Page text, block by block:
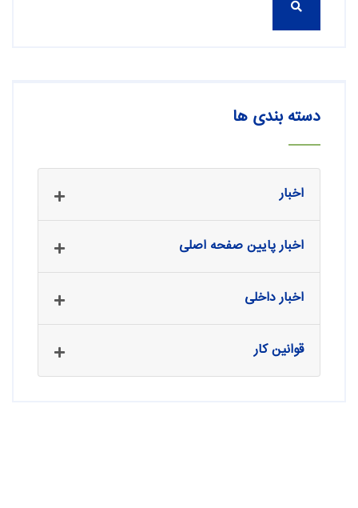
دسته بندی ها
اخبار
اخبار پایین صفحه اصلی
اخبار داخلی
قوانین کار